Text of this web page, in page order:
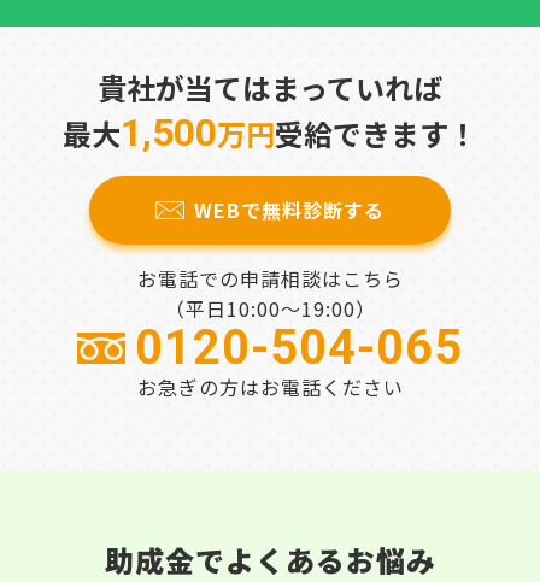
貴社が当てはまっていれば
最大1,500万円受給できます！
WEBで無料診断する
お電話での申請相談はこちら
（平日10:00～19:00）
0120-504-065
お急ぎの方はお電話ください
助成金でよくあるお悩み